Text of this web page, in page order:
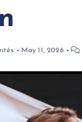
May 11, 2026